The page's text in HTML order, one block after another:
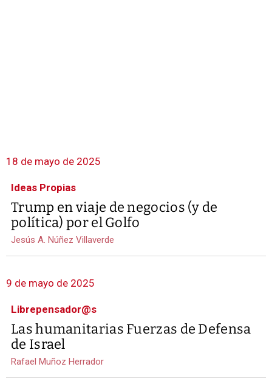
18 de mayo de 2025
Ideas Propias
Trump en viaje de negocios (y de
política) por el Golfo
Jesús A. Núñez Villaverde
9 de mayo de 2025
Librepensador@s
Las humanitarias Fuerzas de Defensa
de Israel
Rafael Muñoz Herrador